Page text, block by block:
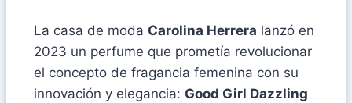
La casa de moda Carolina Herrera lanzó en
2023 un perfume que prometía revolucionar
el concepto de fragancia femenina con su
innovación y elegancia: Good Girl Dazzling